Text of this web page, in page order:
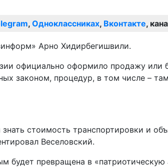
, Одноклассниках, Вконтакте,
Арно Хидирбегишвили.
официально оформило продажу или
законом, процедур, в том числе –
стоимость транспортировки и
Веселовский.
будет превращена в